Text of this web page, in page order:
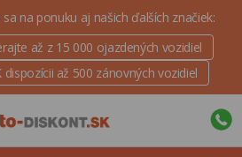
na ponuku aj našich ďalších značiek:
až z 15 000 ojazdených vozidiel
dispozícii až 500 zánovných vozidiel